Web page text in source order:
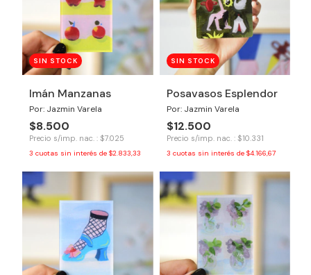
SIN STOCK
Imán Manzanas
Por: Jazmin Varela
$8.500
Precio s/imp. nac. : $7.025
3 cuotas sin interés de $2.833,33
SIN STOCK
Posavasos Esplendor
Por: Jazmin Varela
$12.500
Precio s/imp. nac. : $10.331
3 cuotas sin interés de $4.166,67